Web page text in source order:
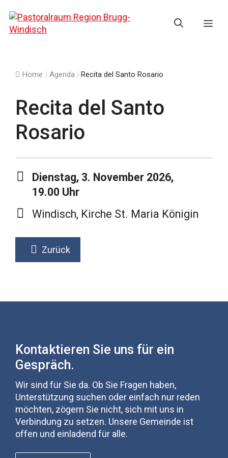
zum
Inhalt
Home | Agenda | Recita del Santo Rosario
Recita del Santo
Rosario
Dienstag, 3. November 2026,
19.00 Uhr
Windisch, Kirche St. Maria Königin
Zurück
Kontaktieren Sie uns für ein
Gespräch.
Wir sind für Sie da. Ob Sie Fragen haben,
Unterstützung suchen oder einfach nur reden
möchten, zögern Sie nicht, sich mit uns in
Verbindung zu setzen. Unsere Gemeinde ist
offen und einladend für alle.